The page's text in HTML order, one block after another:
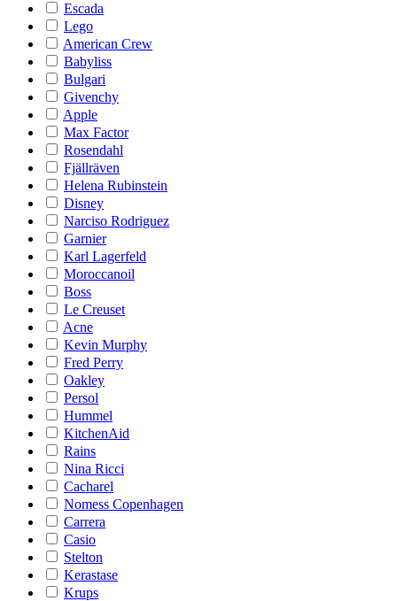
Escada
Lego
American Crew
Babyliss
Bulgari
Givenchy
Apple
Max Factor
Rosendahl
Fjällräven
Helena Rubinstein
Disney
Narciso Rodriguez
Garnier
Karl Lagerfeld
Moroccanoil
Boss
Le Creuset
Acne
Kevin Murphy
Fred Perry
Oakley
Persol
Hummel
KitchenAid
Rains
Nina Ricci
Cacharel
Nomess Copenhagen
Carrera
Casio
Stelton
Kerastase
Krups